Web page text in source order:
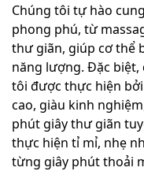
Chúng tôi tự hào
phong phú, từ
thư giãn, giúp cơ thể
năng lượng. Đặc biệt,
tôi được thực hiện
cao, giàu kinh
phút giây thư giãn
thực hiện tỉ mỉ, nhẹ
từng giây phút thoải